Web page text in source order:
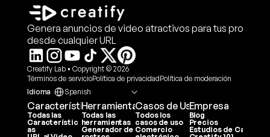
Genera anuncios de video atractivos para tus
desde cualquier URL
Creatify Lab • Copyright © 2026
Términos de servicioPolítica de privacidadPolítica de moderación
Idioma Select Language
Spanish
Características
Todas las
Característic
as
Herramientas
Todas las
herramientas
Generador de
Casos de Uso
Todos los
casos de uso
Comercio
Empresa
Blog
Precios
Estudios de Caso